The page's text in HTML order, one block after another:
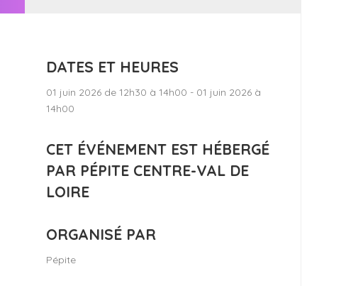
DATES ET HEURES
01 juin 2026 de 12h30 à 14h00 - 01 juin 2026 à
14h00
CET ÉVÉNEMENT EST HÉBERGÉ
PAR PÉPITE CENTRE-VAL DE
LOIRE
ORGANISÉ PAR
Pépite